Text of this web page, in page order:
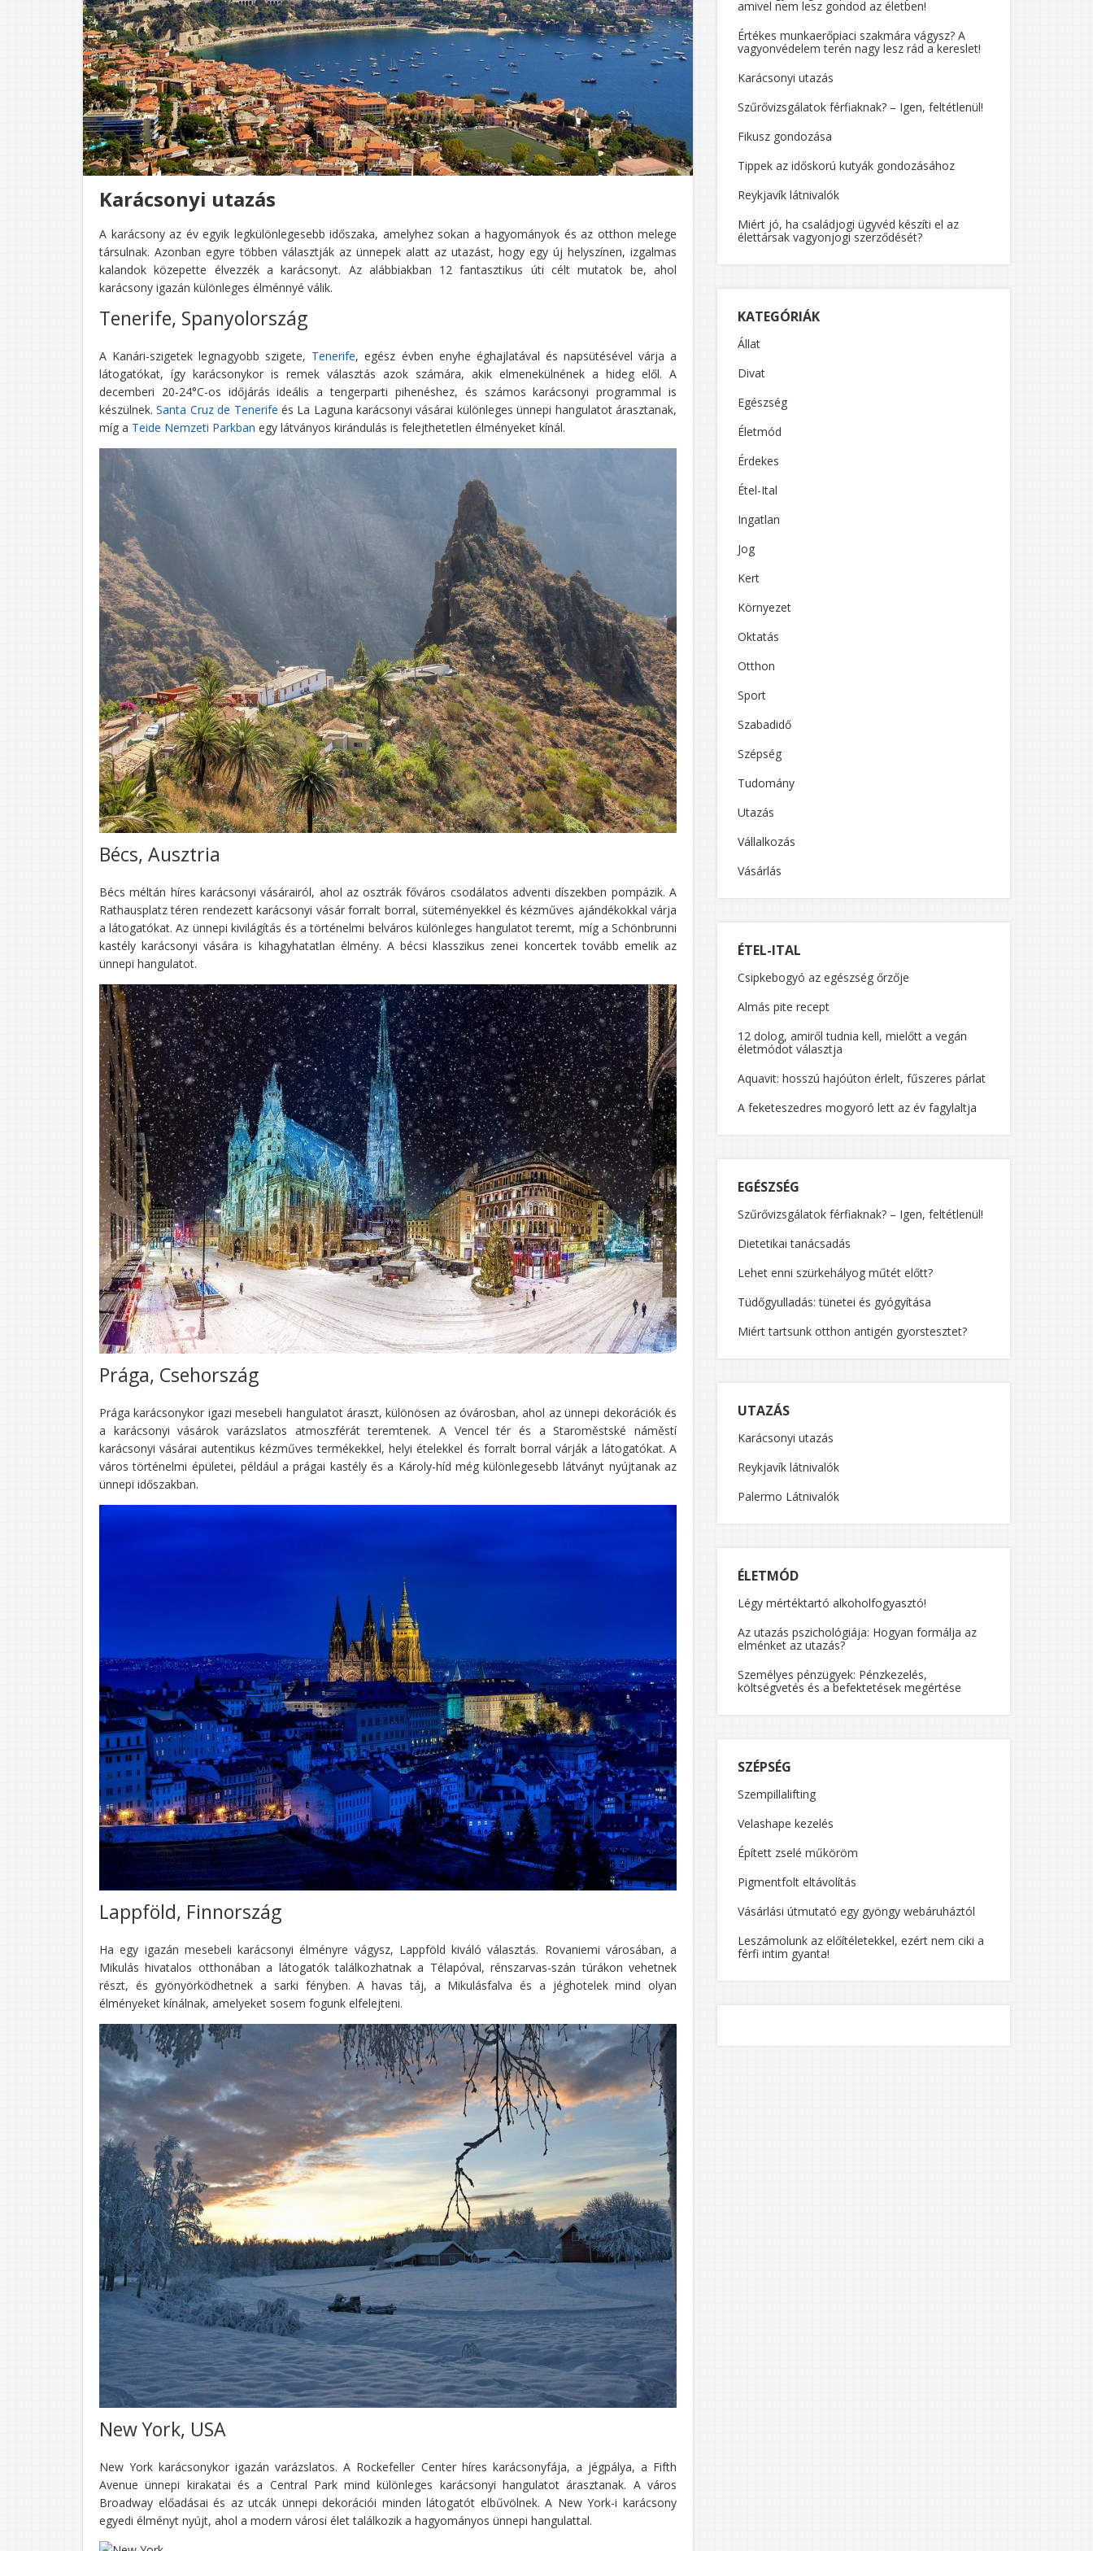
Karácsonyi utazás
A karácsony az év egyik legkülönlegesebb időszaka, amelyhez sokan a hagyományok és az otthon melege
társulnak. Azonban egyre többen választják az ünnepek alatt az utazást, hogy egy új helyszínen, izgalmas
kalandok közepette élvezzék a karácsonyt. Az alábbiakban 12 fantasztikus úti célt mutatok be, ahol
karácsony igazán különleges élménnyé válik.
Tenerife, Spanyolország
A Kanári-szigetek legnagyobb szigete, Tenerife, egész évben enyhe éghajlatával és napsütésével várja a
látogatókat, így karácsonykor is remek választás azok számára, akik elmenekülnének a hideg elől. A
decemberi 20-24°C-os időjárás ideális a tengerparti pihenéshez, és számos karácsonyi programmal is
készülnek.Santa Cruz de Tenerife és La Laguna karácsonyi vásárai különleges ünnepi hangulatot árasztanak,
míg a Teide Nemzeti Parkban egy látványos kirándulás is felejthetetlen élményeket kínál.
Bécs, Ausztria
Bécs méltán híres karácsonyi vásárairól, ahol az osztrák főváros csodálatos adventi díszekben pompázik. A
Rathausplatz téren rendezett karácsonyi vásár forralt borral, süteményekkel és kézműves ajándékokkal várja
a látogatókat. Az ünnepi kivilágítás és a történelmi belváros különleges hangulatot teremt, míg a Schönbrunni
kastély karácsonyi vására is kihagyhatatlan élmény. A bécsi klasszikus zenei koncertek tovább emelik az
ünnepi hangulatot.
Prága, Csehország
Prága karácsonykor igazi mesebeli hangulatot áraszt, különösen az óvárosban, ahol az ünnepi dekorációk és
a karácsonyi vásárok varázslatos atmoszférát teremtenek. A Vencel tér és a Staroměstské náměstí
karácsonyi vásárai autentikus kézműves termékekkel, helyi ételekkel és forralt borral várják a látogatókat. A
város történelmi épületei, például a prágai kastély és a Károly-híd még különlegesebb látványt nyújtanak az
ünnepi időszakban.
Lappföld, Finnország
Ha egy igazán mesebeli karácsonyi élményre vágysz, Lappföld kiváló választás. Rovaniemi városában, a
Mikulás hivatalos otthonában a látogatók találkozhatnak a Télapóval, rénszarvas-szán túrákon vehetnek
részt, és gyönyörködhetnek a sarki fényben. A havas táj, a Mikulásfalva és a jéghotelek mind olyan
élményeket kínálnak, amelyeket sosem fogunk elfelejteni.
New York, USA
New York karácsonykor igazán varázslatos. A Rockefeller Center híres karácsonyfája, a jégpálya, a Fifth
Avenue ünnepi kirakatai és a Central Park mind különleges karácsonyi hangulatot árasztanak. A város
Broadway előadásai és az utcák ünnepi dekorációi minden látogatót elbűvölnek. A New York-i karácsony
egyedi élményt nyújt, ahol a modern városi élet találkozik a hagyományos ünnepi hangulattal.
amivel nem lesz gondod az életben!
Értékes munkaerőpiaci szakmára vágysz? A
vagyonvédelem terén nagy lesz rád a kereslet!
Karácsonyi utazás
Szűrővizsgálatok férfiaknak? – Igen, feltétlenül!
Fikusz gondozása
Tippek az időskorú kutyák gondozásához
Reykjavík látnivalók
Miért jó, ha családjogi ügyvéd készíti el az
élettársak vagyonjogi szerződését?
KATEGÓRIÁK
Állat
Divat
Egészség
Életmód
Érdekes
Étel-Ital
Ingatlan
Jog
Kert
Környezet
Oktatás
Otthon
Sport
Szabadidő
Szépség
Tudomány
Utazás
Vállalkozás
Vásárlás
ÉTEL-ITAL
Csipkebogyó az egészség őrzője
Almás pite recept
12 dolog, amiről tudnia kell, mielőtt a vegán
életmódot választja
Aquavit: hosszú hajóúton érlelt, fűszeres párlat
A feketeszedres mogyoró lett az év fagylaltja
EGÉSZSÉG
Szűrővizsgálatok férfiaknak? – Igen, feltétlenül!
Dietetikai tanácsadás
Lehet enni szürkehályog műtét előtt?
Tüdőgyulladás: tünetei és gyógyítása
Miért tartsunk otthon antigén gyorstesztet?
UTAZÁS
Karácsonyi utazás
Reykjavík látnivalók
Palermo Látnivalók
ÉLETMÓD
Légy mértéktartó alkoholfogyasztó!
Az utazás pszichológiája: Hogyan formálja az
elménket az utazás?
Személyes pénzügyek: Pénzkezelés,
költségvetés és a befektetések megértése
SZÉPSÉG
Szempillalifting
Velashape kezelés
Épített zselé műköröm
Pigmentfolt eltávolítás
Vásárlási útmutató egy gyöngy webáruháztól
Leszámolunk az előítéletekkel, ezért nem ciki a
férfi intim gyanta!